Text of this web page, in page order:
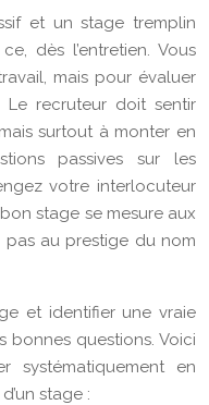
et un stage tremplin
dès l’entretien. Vous
mais pour évaluer
Le recruteur doit sentir
surtout à monter en
passives sur les
votre interlocuteur
stage se mesure aux
pas au prestige du nom
et identifier une vraie
bonnes questions. Voici
systématiquement en
stage :